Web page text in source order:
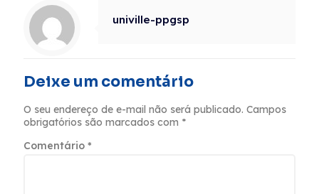
univille-ppgsp
Deixe um comentário
O seu endereço de e-mail não será publicado. Campos
obrigatórios são marcados com *
Comentário *